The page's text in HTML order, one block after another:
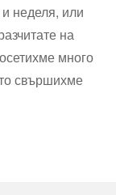
неделя, или
на
много
свършихме